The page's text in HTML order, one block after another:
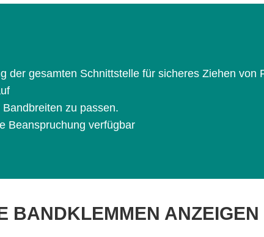
der gesamten Schnittstelle für sicheres Ziehen von
zu passen.
Beanspruchung verfügbar
BANDKLEMMEN ANZEIGEN